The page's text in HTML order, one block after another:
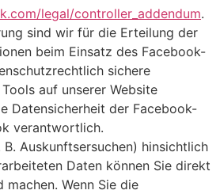
legal/controller_addendum.
sind wir für die Erteilung der
beim Einsatz des Facebook-
sichere
auf unserer Website
Datensicherheit der Facebook-
verantwortlich.
Auskunftsersuchen) hinsichtlich
Daten können Sie direkt
Wenn Sie die